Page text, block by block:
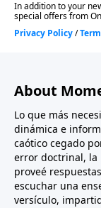
About
Lo que más
dinámica e
caótico cegado
error doctrinal, la
proveé
escuchar una
versículo,